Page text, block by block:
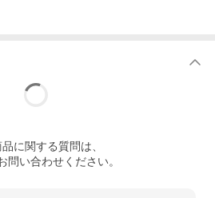
めました♪
に関する質問は、
問い合わせください。